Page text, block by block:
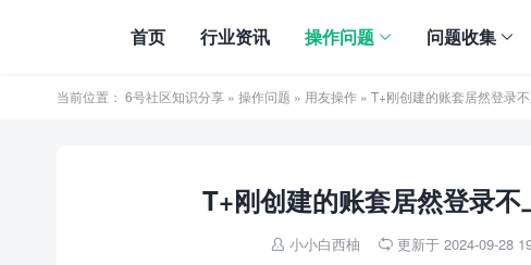
首页 行业资讯 操作问题 问题收集
当前位置： 6号社区知识分享 » 操作问题 » 用友操作 » T+刚创建的账套居然登录
T+刚创建的账套居然登录
 小小白西柚  更新于 2024-09-28